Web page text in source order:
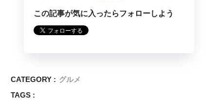
この記事が気に入ったらフォローしよう
CATEGORY : グルメ
TAGS :